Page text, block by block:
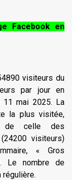
Facebook en
visiteurs du
par jour en
mai 2025. La
la plus visitée,
de celle des
visiteurs)
« Gros
Le nombre de